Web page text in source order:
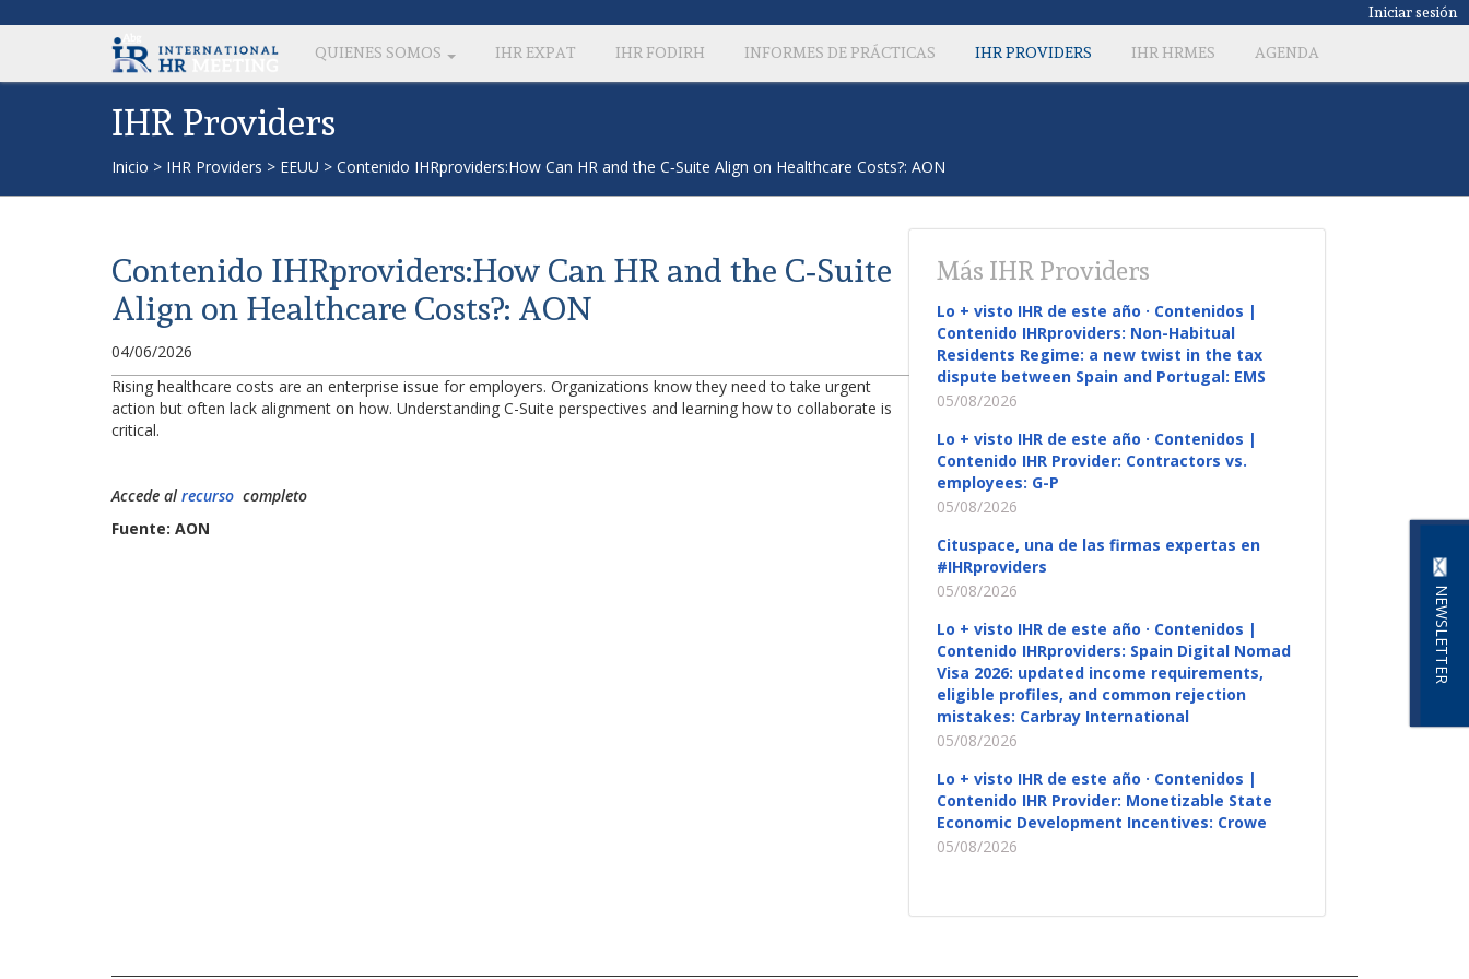
Iniciar sesión
QUIENES SOMOS IHR EXPAT IHR FODIRH INFORMES DE PRÁCTICAS IHR PROVIDERS IHR HRMES AGENDA
NEWSLETTER
IHR Providers
Inicio > IHR Providers > EEUU > Contenido IHRproviders:How Can HR and the C‑Suite Align on Healthcare Costs?: AON
Contenido IHRproviders:How Can HR and the C‑Suite
Align on Healthcare Costs?: AON
04/06/2026
Rising healthcare costs are an enterprise issue for employers. Organizations know they need to take urgent
action but often lack alignment on how. Understanding C-Suite perspectives and learning how to collaborate is
critical.
Accede al recurso completo
Fuente: AON
Más IHR Providers
Lo + visto IHR de este año · Contenidos |
Contenido IHRproviders: Non-Habitual
Residents Regime: a new twist in the tax
dispute between Spain and Portugal: EMS
05/08/2026
Lo + visto IHR de este año · Contenidos |
Contenido IHR Provider: Contractors vs.
employees: G-P
05/08/2026
Cituspace, una de las firmas expertas en
#IHRproviders
05/08/2026
Lo + visto IHR de este año · Contenidos |
Contenido IHRproviders: Spain Digital Nomad
Visa 2026: updated income requirements,
eligible profiles, and common rejection
mistakes: Carbray International
05/08/2026
Lo + visto IHR de este año · Contenidos |
Contenido IHR Provider: Monetizable State
Economic Development Incentives: Crowe
05/08/2026